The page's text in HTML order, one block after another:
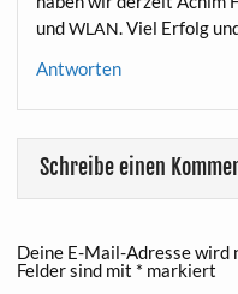
undWLAN. Viel Erfolg
Antworten
Schreibe einen
Deine E-Mail-Adresse
Felder sind mit * markiert